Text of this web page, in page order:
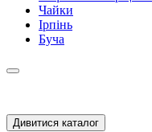
Чайки
Ірпінь
Буча
Дивитися каталог